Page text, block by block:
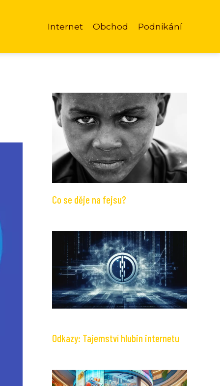
Internet Obchod Podnikání
Co se děje na fejsu?
Odkazy: Tajemství hlubin internetu